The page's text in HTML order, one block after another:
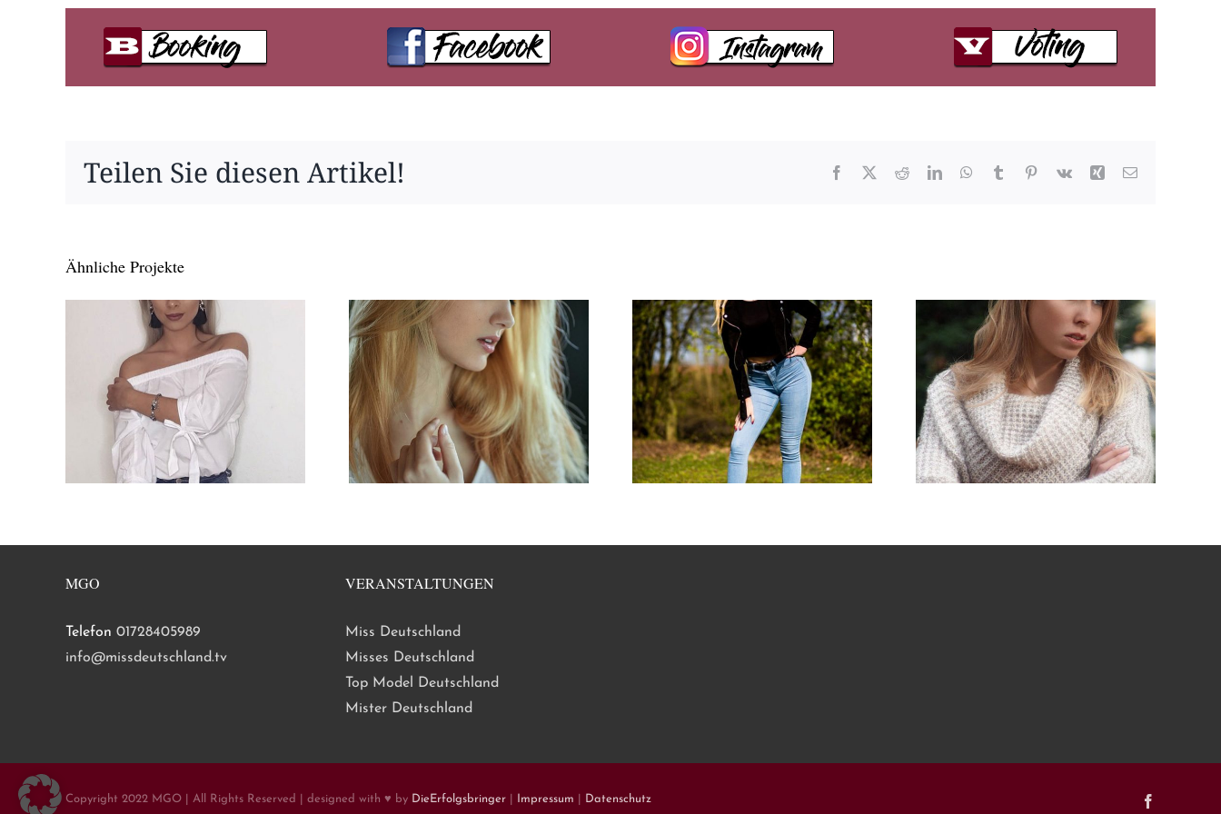
Teilen Sie diesen Artikel! Facebook RedditLinkedInWhatsApp
Tumblr Pinterest
Vk Xing E-
Ähnliche Projekte
MGO
Telefon 01728405989
info@missdeutschland.tv
VERANSTALTUNGEN
Miss Deutschland
Misses Deutschland
Top Model Deutschland
Mister Deutschland
Copyright 2022 MGO | All Rights Reserved | designed with ♥ by DieErfolgsbringer Impressum Datenschutz